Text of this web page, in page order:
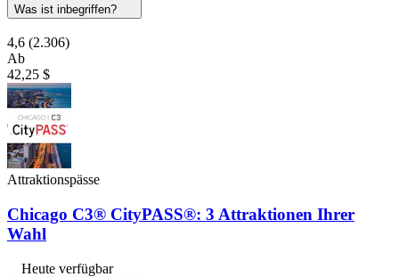
Was ist inbegriffen?
4,6 (2.306)
Ab
42,25 $
Attraktionspässe
Chicago C3® CityPASS®: 3 Attraktionen Ihrer
Wahl
Heute verfügbar